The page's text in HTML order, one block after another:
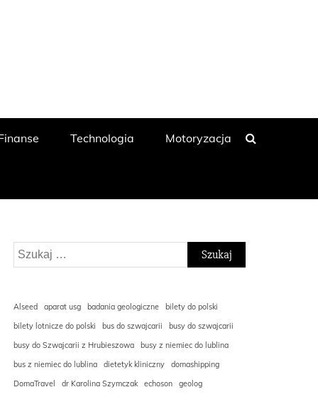
Technologia Motoryzacja
Szukaj:
Alseed aparat usg badania geologiczne
bilety do polski
bilety lotnicze do polski
bus do szwajcarii
busy do szwajcarii
busy do Szwajcarii z Hrubieszowa
busy z niemiec do lublina
bus z niemiec do lublina
dietetyk kliniczny
domashipping
DomaTravel
dr Karolina Szymczak echoson
geolog